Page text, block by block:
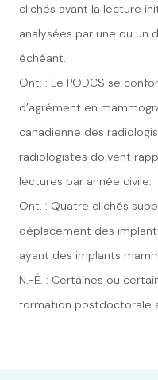
clichés avant la lecture
analysées par une ou un
échéant.
Ont. : Le PODCS se
d’agrément en
canadienne des
radiologistes doivent
lectures par année civile.
Ont. : Quatre clichés
déplacement des
ayant des implants
N.-É. : Certaines ou
formation postdoctorale